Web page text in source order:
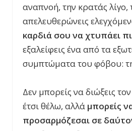
αναπνοή, την κρατάς λίγο,
απελευθερώνεις
καρδιά σου να χτυπάει
εξαλείφεις ένα από τα
συμπτώματα του φόβου:
Δεν μπορείς να διώξεις
έτσι θέλω, αλλά μπορείς
προσαρμόζεσαι σε